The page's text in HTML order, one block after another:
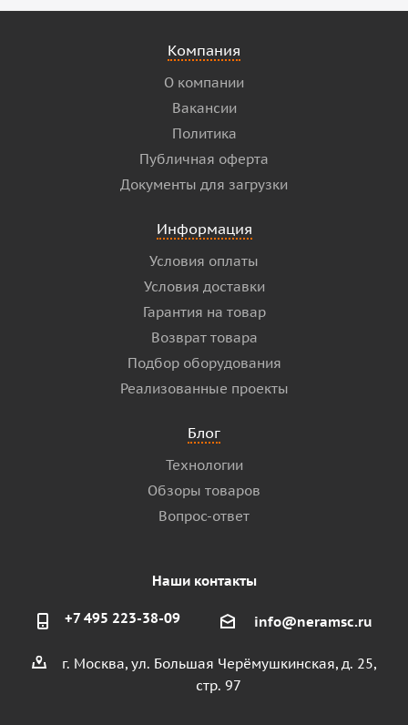
Компания
О компании
Вакансии
Политика
Публичная оферта
Документы для загрузки
Информация
Условия оплаты
Условия доставки
Гарантия на товар
Возврат товара
Подбор оборудования
Реализованные проекты
Блог
Технологии
Обзоры товаров
Вопрос-ответ
Наши контакты
+7 495 223-38-09 info@neramsc.ru
г. Москва, ул. Большая Черёмушкинская, д. 25,
стр. 97